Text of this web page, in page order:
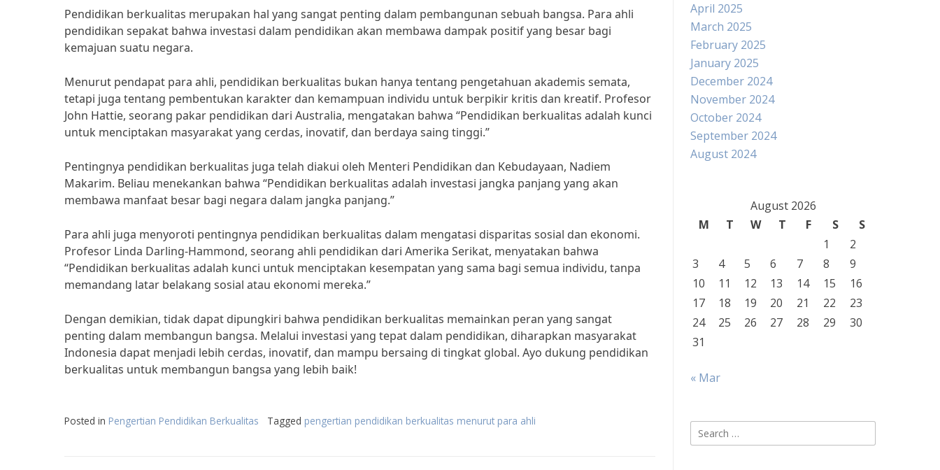
Pendidikan berkualitas merupakan hal yang sangat penting dalam pembangunan sebuah bangsa. Para ahli
pendidikan sepakat bahwa investasi dalam pendidikan akan membawa dampak positif yang besar bagi
kemajuan suatu negara.
Menurut pendapat para ahli, pendidikan berkualitas bukan hanya tentang pengetahuan akademis semata,
tetapi juga tentang pembentukan karakter dan kemampuan individu untuk berpikir kritis dan kreatif. Profesor
John Hattie, seorang pakar pendidikan dari Australia, mengatakan bahwa “Pendidikan berkualitas adalah kunci
untuk menciptakan masyarakat yang cerdas, inovatif, dan berdaya saing tinggi.”
Pentingnya pendidikan berkualitas juga telah diakui oleh Menteri Pendidikan dan Kebudayaan, Nadiem
Makarim. Beliau menekankan bahwa “Pendidikan berkualitas adalah investasi jangka panjang yang akan
membawa manfaat besar bagi negara dalam jangka panjang.”
Para ahli juga menyoroti pentingnya pendidikan berkualitas dalam mengatasi disparitas sosial dan ekonomi.
Profesor Linda Darling-Hammond, seorang ahli pendidikan dari Amerika Serikat, menyatakan bahwa
“Pendidikan berkualitas adalah kunci untuk menciptakan kesempatan yang sama bagi semua individu, tanpa
memandang latar belakang sosial atau ekonomi mereka.”
Dengan demikian, tidak dapat dipungkiri bahwa pendidikan berkualitas memainkan peran yang sangat
penting dalam membangun bangsa. Melalui investasi yang tepat dalam pendidikan, diharapkan masyarakat
Indonesia dapat menjadi lebih cerdas, inovatif, dan mampu bersaing di tingkat global. Ayo dukung pendidikan
berkualitas untuk membangun bangsa yang lebih baik!
Posted in Pengertian Pendidikan Berkualitas Tagged pengertian pendidikan berkualitas menurut para ahli
April 2025
March 2025
February 2025
January 2025
December 2024
November 2024
October 2024
September 2024
August 2024
August 2026
M
T W T F S
S
1
2
3
4 5 6 7 8
9
10
11 12 13 14 15
16
17
18 19 20 21 22
23
24
25 26 27 28 29
30
31
« Mar
Search
for: